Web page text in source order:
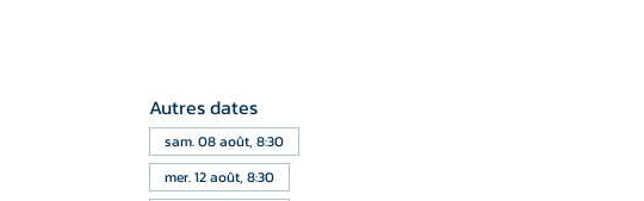
Autres dates
sam. 08 août, 8:30
mer. 12 août, 8:30